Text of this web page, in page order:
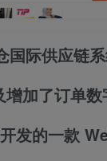
国际供应链
加了订单
发的一款